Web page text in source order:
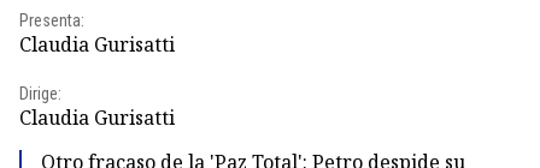
Presenta:
Claudia Gurisatti
Dirige:
Claudia Gurisatti
Otro fracaso de la 'Paz Total': Petro despide su